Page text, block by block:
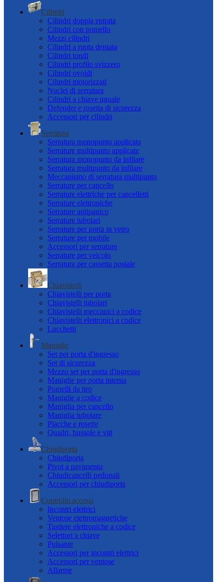
Cilindri
Cilindri doppia entrata
Cilindri con pomello
Mezzi cilindri
Cilindri a ruota dentata
Cilindri tondi
Cilindri profilo svizzero
Cilindri ovoidi
Cilindri motorizzati
Nuclei di serratura
Cilindri a chiave uguale
Defender e rosetta di sicurezza
Accessori per cilindri
Serratura
Serratura monopunto applicata
Serrature multipunto applicate
Serratura monopunto da infilare
Serratura multipunto da infilare
Meccanismo di serratura multipunto
Serrature per cancello
Serrature elettriche per cancelletti
Serrature elettroniche
Serrature antipanico
Serrature tubolari
Serrature per porta in vetro
Serrature per mobile
Accessori per serrature
Serrature per veicolo
Serratura per cassetta postale
Chiavistelli
Chiavistelli per porta
Chiavistelli tubolari
Chiavistelli meccanici a codice
Chiavistelli elettronici a codice
Lucchetti
Maniglie
Set per porta d'ingresso
Set di sicurezza
Mezzo set per porta d'ingresso
Maniglie per porta interna
Pomelli da tiro
Maniglie a codice
Maniglia per cancello
Maniglia tubolare
Placche e rosette
Quadri, bussole e viti
Chiudiporta
Chiudiporta
Pivot a pavimento
Chiudicancelli pedonali
Accessori per chiudiporta
Controllo accessi
Incontri elettrici
Ventose elettromagnetiche
Tastiere elettroniche a codice
Selettori a chiave
Pulsante
Accessori per incontri elettrici
Accessori per ventose
Allarme